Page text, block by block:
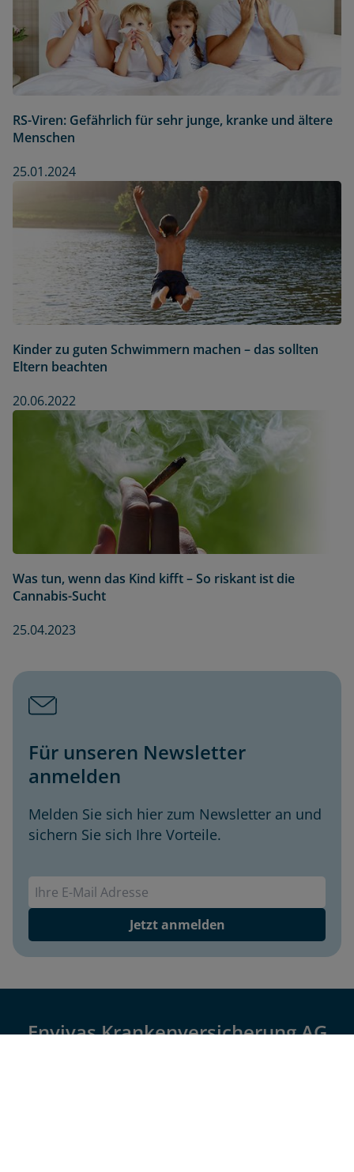
RS-Viren: Gefährlich für sehr junge, kranke und ältere
Menschen
25.01.2024
Kinder zu guten Schwimmern machen – das sollten
Eltern beachten
20.06.2022
Was tun, wenn das Kind kifft – So riskant ist die
Cannabis-Sucht
25.04.2023
Für unseren Newsletter
anmelden
Melden Sie sich hier zum Newsletter an und
sichern Sie sich Ihre Vorteile.
Jetzt anmelden
Envivas Krankenversicherung AG